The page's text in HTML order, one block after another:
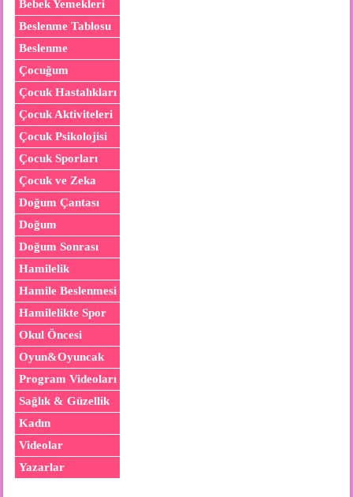
Bebek Yemekleri
Beslenme Tablosu
Beslenme
Çocuğum
Çocuk Hastalıkları
Çocuk Aktiviteleri
Çocuk Psikolojisi
Çocuk Sporları
Çocuk ve Zeka
Doğum Çantası
Doğum
Doğum Sonrası
Hamilelik
Hamile Beslenmesi
Hamilelikte Spor
Okul Öncesi
Oyun&Oyuncak
Program Videoları
Sağlık & Güzellik
Kadın
Videolar
Yazarlar